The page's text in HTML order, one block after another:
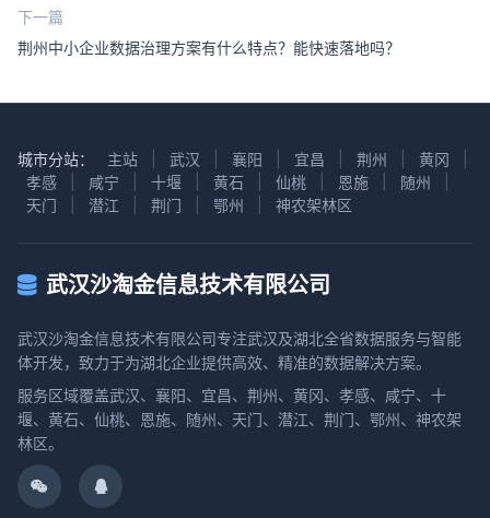
下一篇
荆州中小企业数据治理方案有什么特点？能快速落地吗？
城市分站： 主站 武汉 襄阳 宜昌 荆州 黄冈
孝感
咸宁 十堰 黄石 仙桃 恩施 随州
天门
潜江 荆门 鄂州 神农架林区
武汉沙淘金信息技术有限公司
武汉沙淘金信息技术有限公司专注武汉及湖北全省数据服务与智能
体开发，致力于为湖北企业提供高效、精准的数据解决方案。
服务区域覆盖武汉、襄阳、宜昌、荆州、黄冈、孝感、咸宁、十
堰、黄石、仙桃、恩施、随州、天门、潜江、荆门、鄂州、神农架
林区。